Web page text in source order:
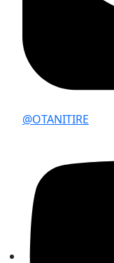
@OTANITIRE